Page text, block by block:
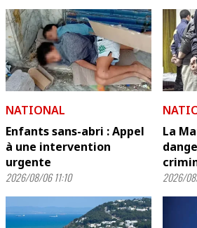
NATIONAL
Enfants sans-abri : Appel
à une intervention
urgente
2026/08/06 11:10
La
2026/